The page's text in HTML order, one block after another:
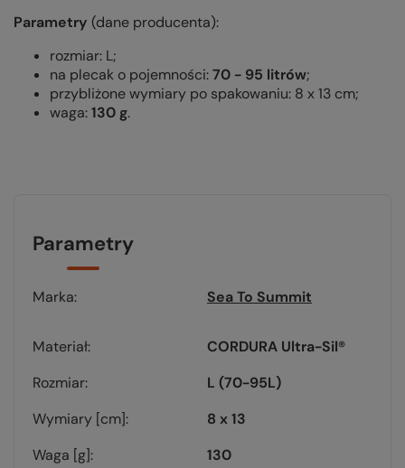
Parametry (dane producenta):
rozmiar: L;
na plecak o pojemności:70 - 95 litrów;
przybliżone wymiary po spakowaniu: 8 x 13 cm;
waga:130 g.
Parametry
Marka Sea To Summit
Materiał
CORDURA Ultra-Sil®
Rozmiar
L (70-95L)
Wymiary [cm]
8 x 13
Waga [g]
130